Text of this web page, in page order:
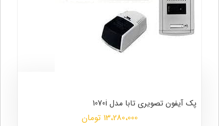
پک آیفون تصویری تابا مدل 1070i
13،280،000 تومان